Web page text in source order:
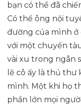
bạn có thể đã
Có thể ông nội
đường của mình
với một chuyến
vài xu trong ngân
lẽ cô ấy là thủ
mình. Một khi họ
phần lớn mọi